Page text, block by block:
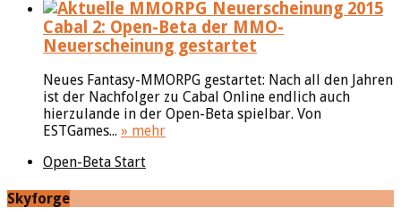
Cabal 2: Open-Beta der MMO-
Neuerscheinung gestartet
Neues Fantasy-MMORPG gestartet: Nach all den Jahren
ist der Nachfolger zu Cabal Online endlich auch
hierzulande in der Open-Beta spielbar. Von
ESTGames... » mehr
Open-Beta Start
Skyforge